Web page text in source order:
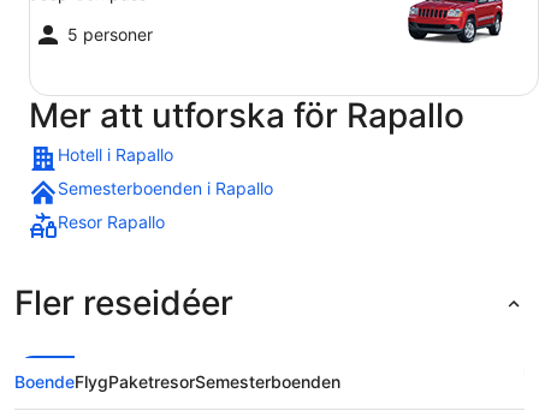
5 personer
Mer att utforska för Rapallo
Hotell i Rapallo
Semesterboenden i Rapallo
Resor Rapallo
Fler reseidéer
BoendeFlygPaketresorSemesterboenden